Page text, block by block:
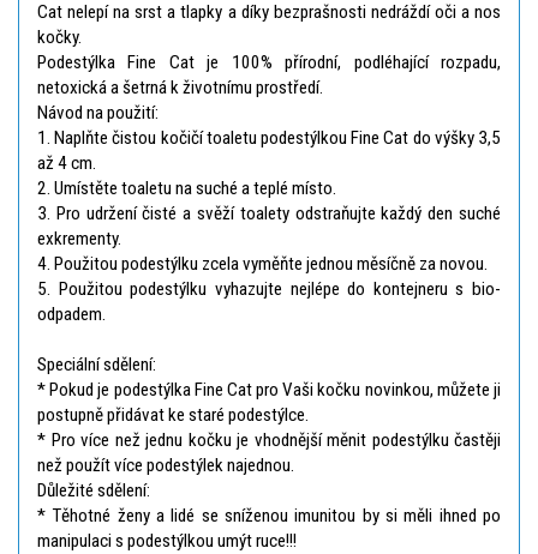
Cat nelepí na srst a tlapky a díky bezprašnosti nedráždí oči a nos
kočky.
Podestýlka Fine Cat je 100% přírodní, podléhající rozpadu,
netoxická a šetrná k životnímu prostředí.
Návod na použití:
1. Naplňte čistou kočičí toaletu podestýlkou Fine Cat do výšky 3,5
až 4 cm.
2. Umístěte toaletu na suché a teplé místo.
3. Pro udržení čisté a svěží toalety odstraňujte každý den suché
exkrementy.
4. Použitou podestýlku zcela vyměňte jednou měsíčně za novou.
5. Použitou podestýlku vyhazujte nejlépe do kontejneru s bio-
odpadem.
Speciální sdělení:
* Pokud je podestýlka Fine Cat pro Vaši kočku novinkou, můžete ji
postupně přidávat ke staré podestýlce.
* Pro více než jednu kočku je vhodnější měnit podestýlku častěji
než použít více podestýlek najednou.
Důležité sdělení:
* Těhotné ženy a lidé se sníženou imunitou by si měli ihned po
manipulaci s podestýlkou umýt ruce!!!